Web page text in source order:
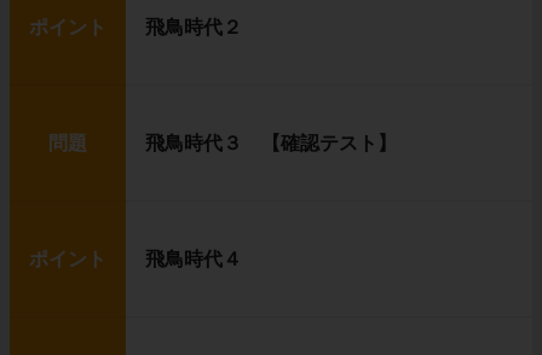
ポイント 飛鳥時代２
問題 飛鳥時代３ 【確認テスト】
ポイント 飛鳥時代４